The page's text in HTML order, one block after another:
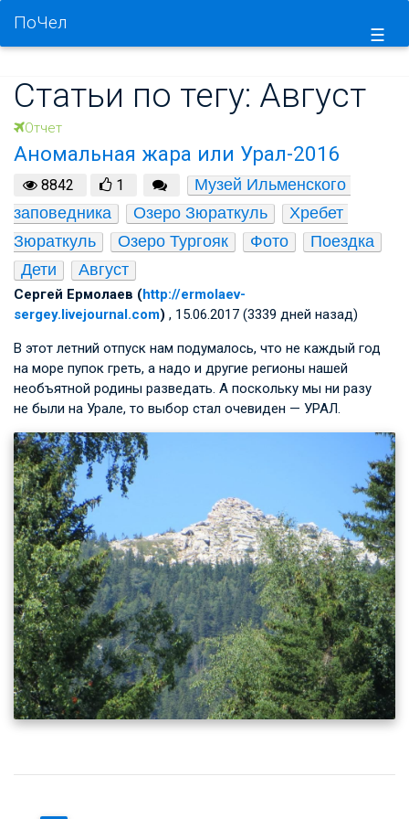
☰
ПоЧел
Статьи по тегу: Август
Отчет
Аномальная жара или Урал-2016
8842 1
Музей Ильменского
заповедника
Озеро Зюраткуль
Хребет
Зюраткуль
Озеро Тургояк Фото
Поездка
Дети
Август
Сергей Ермолаев (http://ermolaev-
sergey.livejournal.com) , 15.06.2017 (3339 дней назад)
В этот летний отпуск нам подумалось, что не каждый год
на море пупок греть, а надо и другие регионы нашей
необъятной родины разведать. А поскольку мы ни разу
не были на Урале, то выбор стал очевиден — УРАЛ.